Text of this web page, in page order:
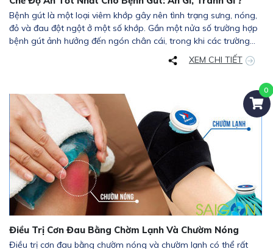
Bệnh gút là một loại viêm khớp gây nên tình trạng sưng, nóng,
đỏ và đau đột ngột ở một số khớp. Gần một nửa số trường hợp
bệnh gút ảnh hưởng đến ngón chân cái, trong khi các trường
hợp khác ảnh hưởng đến ngón tay, cổ tay, đầu gối và gót chân.
XEM CHI TIẾT
Điều Trị Cơn Đau Bằng Chờm Lạnh Và Chườm Nóng
Điều trị cơn đau bằng chườm nóng và chườm lạnh có thể rất